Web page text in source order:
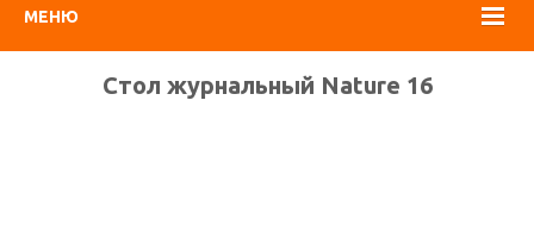
МЕНЮ
Стол журнальный Nature 16